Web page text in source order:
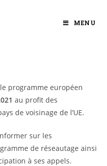
MENU
programme européen
au profit des
de voisinage de l’UE.
sur les
de réseautage ainsi
à ses appels.